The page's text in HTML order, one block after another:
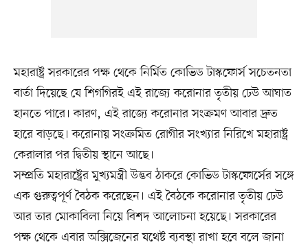
মহারাষ্ট্র সরকারের পক্ষ থেকে নির্মিত কোভিড টাস্কফোর্স সচেতনতা
বার্তা দিয়েছে যে শিগগিরই এই রাজ্যে করোনার তৃতীয় ঢেউ আঘাত
হানতে পারে। কারণ, এই রাজ্যে করোনার সংক্রমণ আবার দ্রুত
হারে বাড়ছে। করোনায় সংক্রমিত রোগীর সংখ্যার নিরিখে মহারাষ্ট্র
কেরালার পর দ্বিতীয় স্থানে আছে।
সম্প্রতি মহারাষ্ট্রের মুখ্যমন্ত্রী উদ্ভব ঠাকরে কোভিড টাস্কফোর্সের সঙ্গে
এক গুরুত্বপূর্ণ বৈঠক করেছেন। এই বৈঠকে করোনার তৃতীয় ঢেউ
আর তার মোকাবিলা নিয়ে বিশদ আলোচনা হয়েছে। সরকারের
পক্ষ থেকে এবার অক্সিজেনের যথেষ্ট ব্যবস্থা রাখা হবে বলে জানা